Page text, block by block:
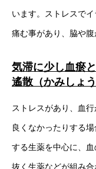
います。ストレスで
痛む事があり、脇や腹
気滞に少し血瘀
遙散（かみしょう
ストレスがあり、血
良くなかったりする
する生薬を中心に、
抜く生薬などが組み